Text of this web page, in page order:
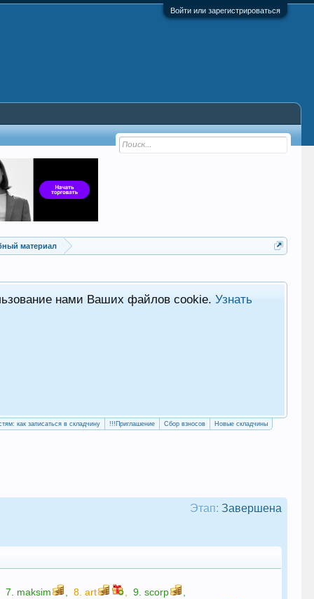
Войти или зарегистрироваться
материал
нами Ваших файлов cookie.Узнать
как записаться в складчину !!!Приглашение Сбор взносов Новые складчины
Этап: Завершена
7. maksim 8.art 9.scorp